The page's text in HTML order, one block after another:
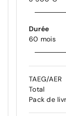
Durée
60 mois
TAEG/AER
Total
Pack de